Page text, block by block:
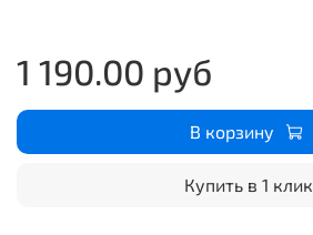
1 190.00 руб
В корзину
Купить в 1 клик